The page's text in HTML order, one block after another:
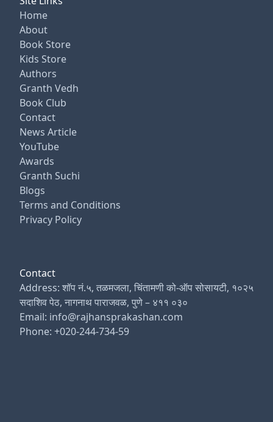
Home
About
Book Store
Kids Store
Authors
Granth Vedh
Book Club
Contact
News Article
YouTube
Awards
Granth Suchi
Blogs
Terms and Conditions
Privacy Policy
Contact
Address: शॉप नं.५, तळमजला, चिंतामणी को-ऑप सोसायटी, १०२५
सदाशिव पेठ, नागनाथ पाराजवळ, पुणे – ४११ ०३०
Email: info@rajhansprakashan.com
Phone: +020-244-734-59